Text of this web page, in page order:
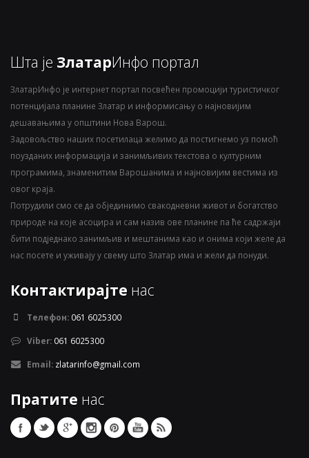
Шта је ЗлатарИнфо портал
ЗлатарИнфо је интернет портал посвећен промоцији туристичког
потенцијала планине Златар и информисању о најновијим
дешавањима у општини Нова Варош.
Задовољство наших посетилаца желимо да постигнемо уз помоћ
поузданих информација и занимљивих текстова о културним
програмима, знаменитим Варошанима и најновијим вестима из
овог краја.
Потрудили смо се да објединимо свакодневни живот и богатство
природе на које асоцира и сам назив ове планине па ће садржаји
бити подједнако занимљив и мештанима као и онима који желе да
нас посете и уживају у свему што Златар има и жели да понуди.
Контактирајте нас
Телефон: 061 6025300
Viber: 061 6025300
Email: zlatarinfo@gmail.com
Пратите нас